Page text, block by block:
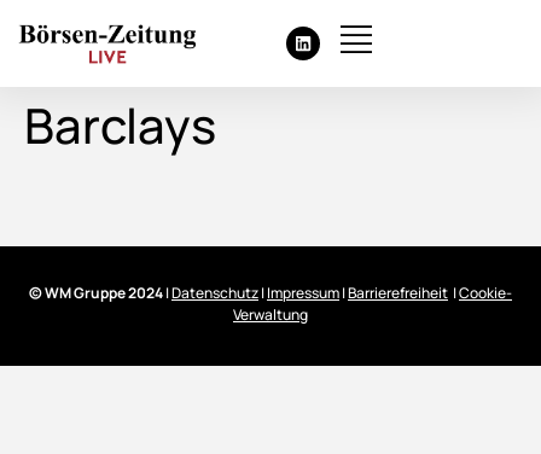
Barclays
© WM Gruppe 2024|Datenschutz|Impressum|Barrierefreiheit |Cookie-
Verwaltung